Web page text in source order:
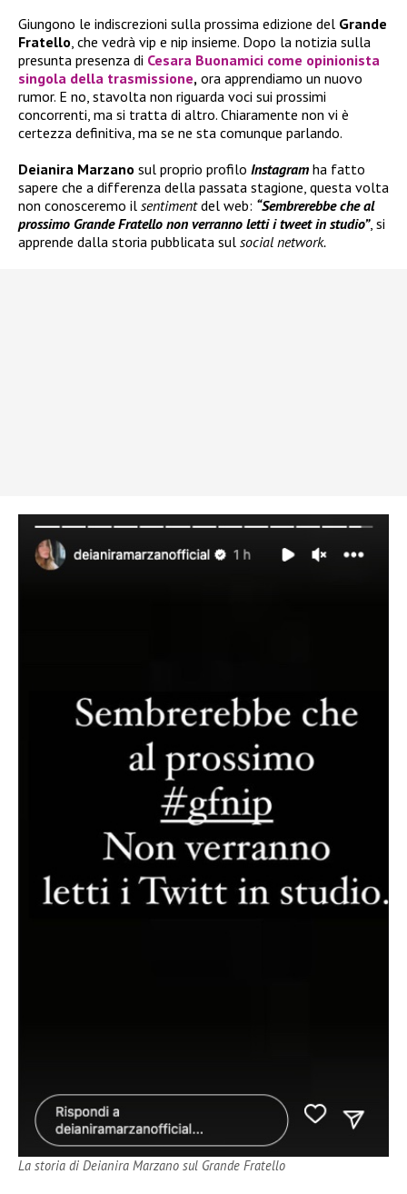
Giungono le indiscrezioni sulla prossima edizione del Grande
Fratello , che vedrà vip e nip insieme. Dopo la notizia sulla
presunta presenza di Cesara Buonamici come opinionista
singola della trasmissione, ora apprendiamo un nuovo
rumor. E no, stavolta non riguarda voci sui prossimi
concorrenti, ma si tratta di altro. Chiaramente non vi è
certezza definitiva, ma se ne sta comunque parlando.
Deianira Marzano sul proprio profilo Instagram ha fatto
sapere che a differenza della passata stagione, questa volta
non conosceremo il sentimentdel web: “Sembrerebbe che al
prossimo Grande Fratello non verranno letti i tweet in studio”, si
apprende dalla storia pubblicata sul social network.
La storia di Deianira Marzano sul Grande Fratello